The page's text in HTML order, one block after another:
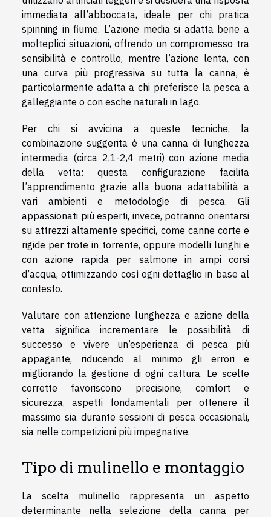
immediata all’abboccata, ideale per chi pratica
spinning in fiume. L’azione media si adatta bene a
molteplici situazioni, offrendo un compromesso tra
sensibilità e controllo, mentre l’azione lenta, con
una curva più progressiva su tutta la canna, è
particolarmente adatta a chi preferisce la pesca a
galleggiante o con esche naturali in lago.
Per chi si avvicina a queste tecniche, la
combinazione suggerita è una canna di lunghezza
intermedia (circa 2,1-2,4 metri) con azione media
della vetta: questa configurazione facilita
l’apprendimento grazie alla buona adattabilità a
vari ambienti e metodologie di pesca. Gli
appassionati più esperti, invece, potranno orientarsi
su attrezzi altamente specifici, come canne corte e
rigide per trote in torrente, oppure modelli lunghi e
con azione rapida per salmone in ampi corsi
d’acqua, ottimizzando così ogni dettaglio in base al
contesto.
Valutare con attenzione lunghezza e azione della
vetta significa incrementare le possibilità di
successo e vivere un’esperienza di pesca più
appagante, riducendo al minimo gli errori e
migliorando la gestione di ogni cattura. Le scelte
corrette favoriscono precisione, comfort e
sicurezza, aspetti fondamentali per ottenere il
massimo sia durante sessioni di pesca occasionali,
sia nelle competizioni più impegnative.
Tipo di mulinello e montaggio
La scelta mulinello rappresenta un aspetto
determinante nella selezione della canna per